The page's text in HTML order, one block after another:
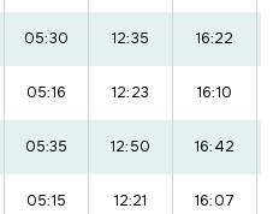
05:30 12:35 16:22
05:16 12:23 16:10
05:35 12:50 16:42
05:15 12:21 16:07